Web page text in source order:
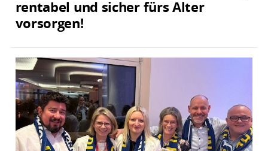
rentabel und sicher fürs Alter
vorsorgen!